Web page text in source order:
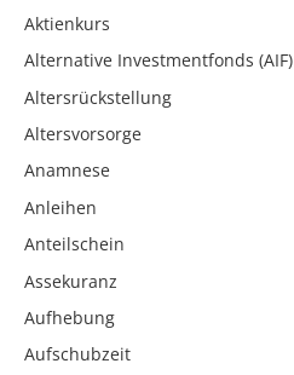
Aktienkurs
Alternative Investmentfonds (AIF)
Altersrückstellung
Altersvorsorge
Anamnese
Anleihen
Anteilschein
Assekuranz
Aufhebung
Aufschubzeit